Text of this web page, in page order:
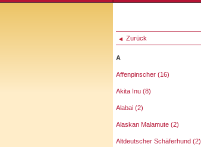
Zurück
A
Affenpinscher (16)
Akita Inu (8)
Alabai (2)
Alaskan Malamute (2)
Altdeutscher Schäferhund (2)